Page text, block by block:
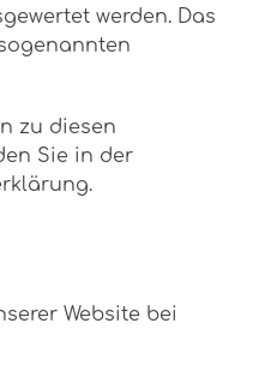
werden. Das
zu diesen
Sie in der
Website bei